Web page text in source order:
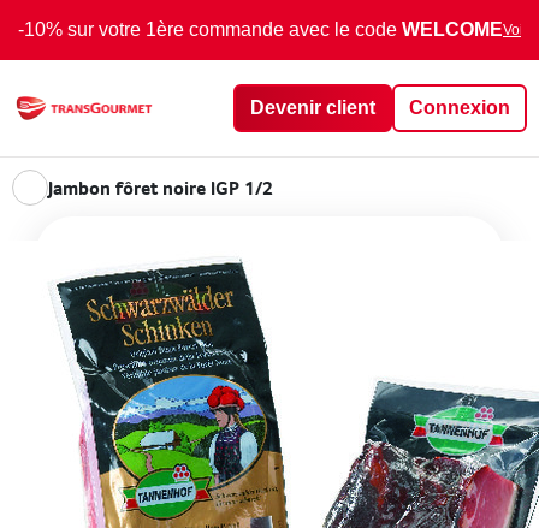
-10% sur votre 1ère commande avec le code WELCOMEVoir
Devenir client Connexion
Jambon fôret noire IGP 1/2